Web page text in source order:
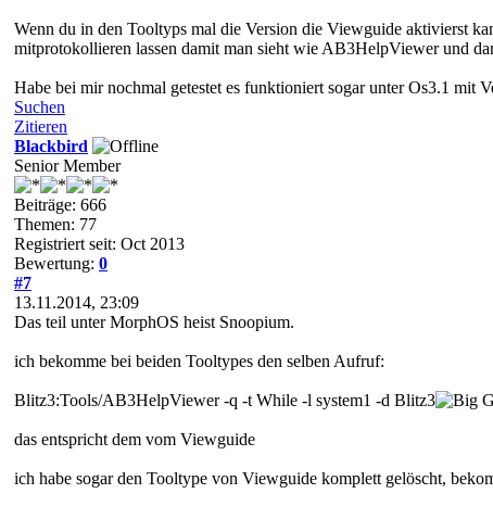
Wenn du in den Tooltyps mal die Version die Viewguide aktivierst
mitprotokollieren lassen damit man sieht wie AB3HelpViewer und
Habe bei mir nochmal getestet es funktioniert sogar unter Os3.1 mit
Suchen
Zitieren
Blackbird
Senior Member
Beiträge: 666
Themen: 77
Registriert seit: Oct 2013
Bewertung: 0
#7
13.11.2014, 23:09
Das teil unter MorphOS heist Snoopium.
ich bekomme bei beiden Tooltypes den selben Aufruf:
Blitz3:Tools/AB3HelpViewer -q -t While -l system1 -d Blitz3
das entspricht dem vom Viewguide
ich habe sogar den Tooltype von Viewguide komplett gelöscht,